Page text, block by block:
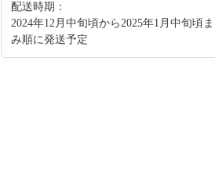
配送時期：
2024年12月中旬頃から2025年1月中旬頃
み順に発送予定